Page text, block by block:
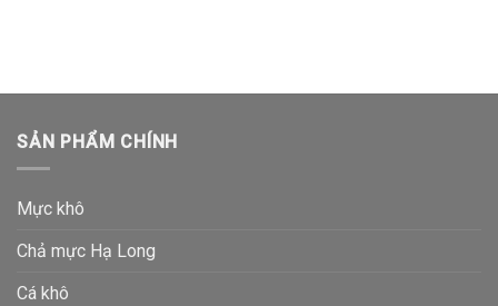
SẢN PHẨM CHÍNH
Mực khô
Chả mực Hạ Long
Cá khô